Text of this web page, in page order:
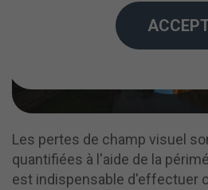
Les pertes de champ visuel
quantifiées à l'aide de la
est indispensable d'effectuer